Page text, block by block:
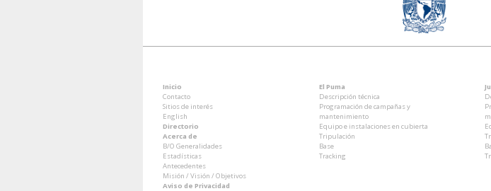
Inicio
Contacto
Sitios de interés
English
Directorio
Acerca de
B/O Generalidades
Estadísticas
Antecedentes
Misión / Visión / Objetivos
Aviso de Privacidad
El Puma
Descripción técnica
Programación de campañas y
mantenimiento
Equipo e instalaciones en cubierta
Tripulación
Base
Tracking